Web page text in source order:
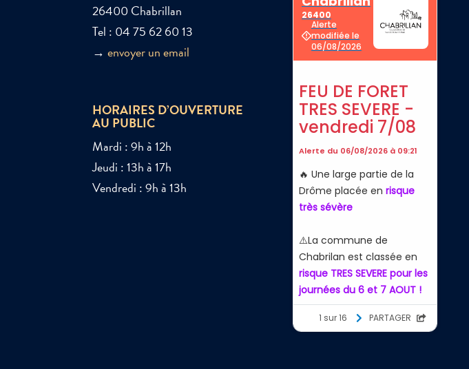
26400 Chabrillan
Tel : 04 75 62 60 13
→envoyer un email
HORAIRES D’OUVERTURE
AU PUBLIC
Mardi : 9h à 12h
Jeudi : 13h à 17h
Vendredi : 9h à 13h